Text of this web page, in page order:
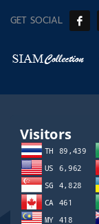
GET SOCIAL